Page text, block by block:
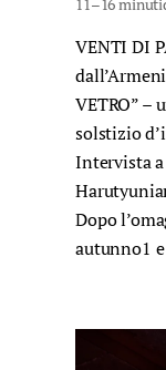
VENTI DI
VETRO” –
solstizio
Intervista
Dopo
autunno1